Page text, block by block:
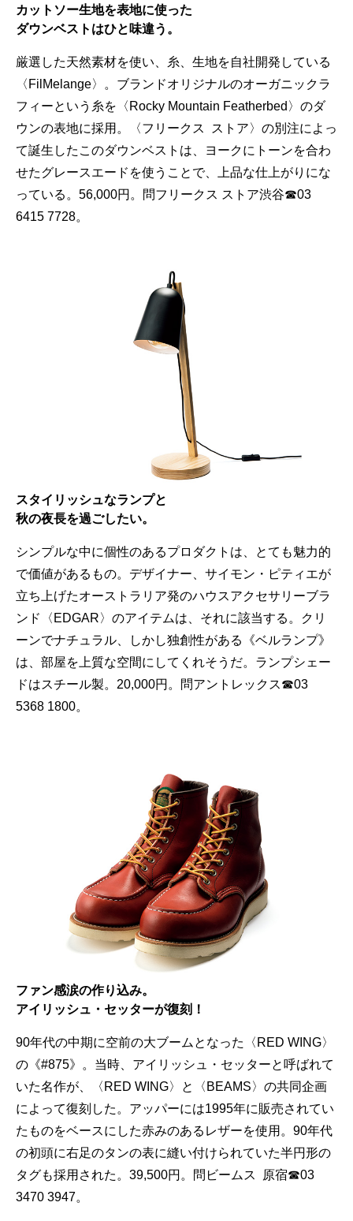
カットソー生地を表地に使った
ダウンベストはひと味違う。
厳選した天然素材を使い、糸、生地を自社開発している
〈FilMelange〉。ブランドオリジナルのオーガニックラ
フィーという糸を〈Rocky Mountain Featherbed〉のダ
ウンの表地に採用。〈フリークス ストア〉の別注によっ
て誕生したこのダウンベストは、ヨークにトーンを合わ
せたグレースエードを使うことで、上品な仕上がりにな
っている。56,000円。問フリークス ストア渋谷☎03
6415 7728。
スタイリッシュなランプと
秋の夜長を過ごしたい。
シンプルな中に個性のあるプロダクトは、とても魅力的
で価値があるもの。デザイナー、サイモン・ピティエが
立ち上げたオーストラリア発のハウスアクセサリーブラ
ンド〈EDGAR〉のアイテムは、それに該当する。クリ
ーンでナチュラル、しかし独創性がある《ベルランプ》
は、部屋を上質な空間にしてくれそうだ。ランプシェー
ドはスチール製。20,000円。問アントレックス☎03
5368 1800。
ファン感涙の作り込み。
アイリッシュ・セッターが復刻！
90年代の中期に空前の大ブームとなった〈RED WING〉
の《#875》。当時、アイリッシュ・セッターと呼ばれて
いた名作が、〈RED WING〉と〈BEAMS〉の共同企画
によって復刻した。アッパーには1995年に販売されてい
たものをベースにした赤みのあるレザーを使用。90年代
の初頭に右足のタンの表に縫い付けられていた半円形の
タグも採用された。39,500円。問ビームス 原宿☎03
3470 3947。